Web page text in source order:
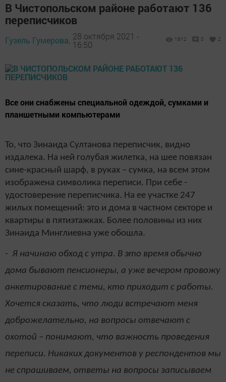
В Чистопольском районе работают 136
переписчиков
Гузель Гумерова, 28 октября 2021 -
16:50
1812 0 2
Все они снабжены специальной одеждой, сумками и
планшетными компьютерами
То, что Зинаида Султанова переписчик, видно
издалека. На ней голубая жилетка, на шее повязан
сине-красный шарф, в руках – сумка, на всем этом
изображена символика переписи. При себе -
удостоверение переписчика. На ее участке 247
жилых помещений: это и дома в частном секторе и
квартиры в пятиэтажках. Более половины из них
Зинаида Минглиевна уже обошла.
- Я начинаю обход с утра. В это время обычно
дома бывают пенсионеры, а уже вечером провожу
анкетирование с теми, кто приходит с работы.
Хочется сказать, что люди встречают меня
доброжелательно, на вопросы отвечают с
охотой – понимают, что важность проведения
переписи. Никаких документов у респондентов мы
не спрашиваем, ответы на вопросы записываем